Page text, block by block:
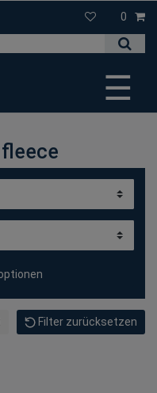
0
☰
Filter zurücksetzen